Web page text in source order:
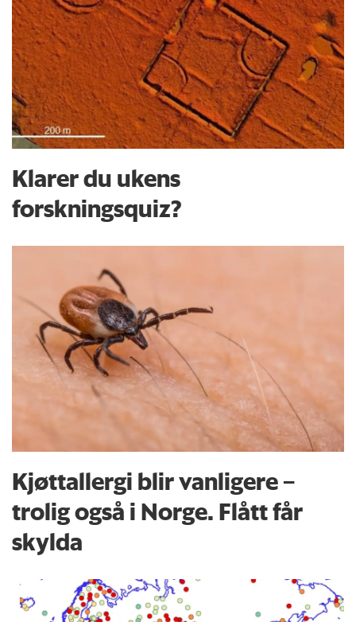
Klarer du ukens
forskningsquiz?
Kjøttallergi blir vanligere –
trolig også i Norge. Flått får
skylda